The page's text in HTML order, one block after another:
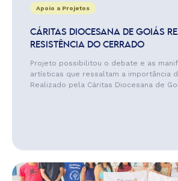
Apoio a Projetos
CÁRITAS DIOCESANA DE GOIÁS
RESISTÊNCIA DO CERRADO
Projeto possibilitou o debate e as
artísticas que ressaltam a importância
Realizado pela Cáritas Diocesana de